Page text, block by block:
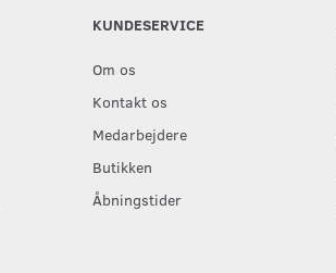
KUNDESERVICE
Om os
Kontakt os
Medarbejdere
Butikken
Åbningstider